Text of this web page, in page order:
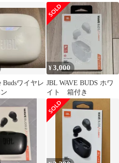
レスイヤホン ホワイト
Budsワイヤレ
¥3,000
JBL WAVE BUDS ホワ
イト 箱付き